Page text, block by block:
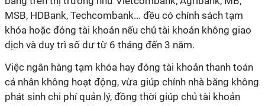
MSB, HDBank, Techcombank... đều có chính sách tạm
khóa hoặc đóng tài khoản nếu chủ tài khoản không giao
dịch và duy trì số dư từ 6 tháng đến 3 năm.
Việc ngân hàng tạm khóa hay đóng tài khoản thanh toán
cá nhân không hoạt động, vừa giúp chính nhà băng không
phát sinh chi phí quản lý, đồng thời giúp chủ tài khoản